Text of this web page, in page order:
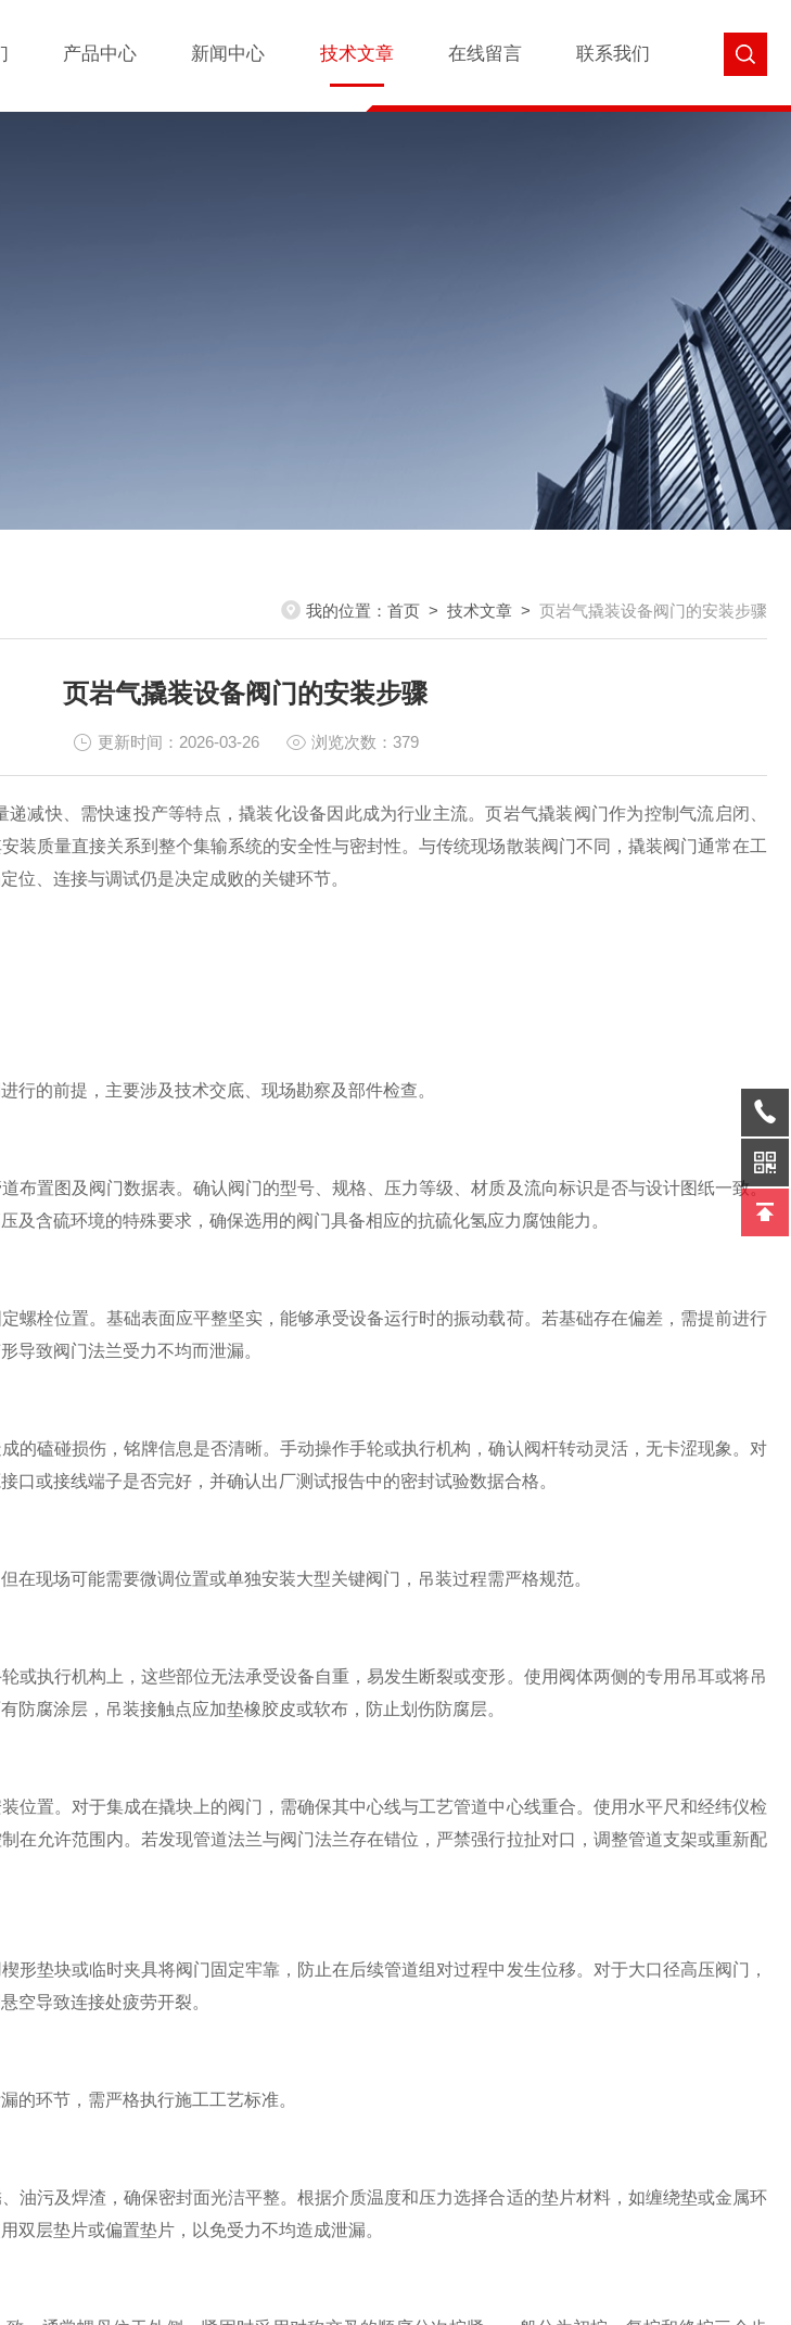
产品中心 新闻中心 技术文章 在线留言 联系我们
我的位置： 首页 > 技术文章 > 页岩气撬装设备阀门的安装步骤
页岩气撬装设备阀门的安装步骤
更新时间：2026-03-26 浏览次数：379
快、需快速投产等特点，撬装化设备因此成为行业主流。页岩气撬装阀门作为控制气流启闭、
装质量直接关系到整个集输系统的安全性与密封性。与传统现场散装阀门不同，撬装阀门通常在工
位、连接与调试仍是决定成败的关键环节。
的前提，主要涉及技术交底、现场勘察及部件检查。
置图及阀门数据表。确认阀门的型号、规格、压力等级、材质及流向标识是否与设计图纸一致。
及含硫环境的特殊要求，确保选用的阀门具备相应的抗硫化氢应力腐蚀能力。
栓位置。基础表面应平整坚实，能够承受设备运行时的振动载荷。若基础存在偏差，需提前进行
导致阀门法兰受力不均而泄漏。
磕碰损伤，铭牌信息是否清晰。手动操作手轮或执行机构，确认阀杆转动灵活，无卡涩现象。对
口或接线端子是否完好，并确认出厂测试报告中的密封试验数据合格。
现场可能需要微调位置或单独安装大型关键阀门，吊装过程需严格规范。
执行机构上，这些部位无法承受设备自重，易发生断裂或变形。使用阀体两侧的专用吊耳或将吊
防腐涂层，吊装接触点应加垫橡胶皮或软布，防止划伤防腐层。
置。对于集成在撬块上的阀门，需确保其中心线与工艺管道中心线重合。使用水平尺和经纬仪检
在允许范围内。若发现管道法兰与阀门法兰存在错位，严禁强行拉扯对口，调整管道支架或重新配
垫块或临时夹具将阀门固定牢靠，防止在后续管道组对过程中发生位移。对于大口径高压阀门，
空导致连接处疲劳开裂。
环节，需严格执行施工工艺标准。
污及焊渣，确保密封面光洁平整。根据介质温度和压力选择合适的垫片材料，如缠绕垫或金属环
双层垫片或偏置垫片，以免受力不均造成泄漏。